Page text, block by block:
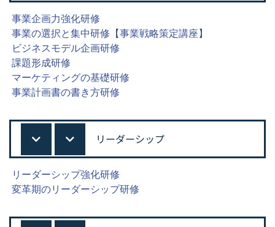
事業企画力強化研修
事業の選択と集中研修【事業戦略策定講座】
ビジネスモデル企画研修
課題形成研修
マーケティングの基礎研修
事業計画書の書き方研修
リーダーシップ
リーダーシップ強化研修
変革期のリーダーシップ研修